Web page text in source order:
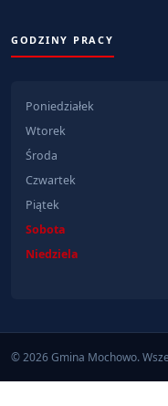
GODZINY PRACY
Poniedziałek
Wtorek
Środa
Czwartek
Piątek
Sobota
Niedziela
© 2026 Gmina Mochowo.